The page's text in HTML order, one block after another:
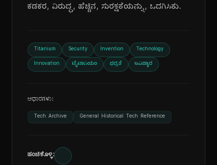
ಕಡಕರ, ವಿರುದ್ಧ, ಹೆಚ್ಚಿನ, ಸುರಕ್ಷತೆಯನ್ನು, ಒದಗಿಸಿತು.
Titanium Security Invention Technology
Innovation ಟೈಟಾನಿಯಂ ಭದ್ರತೆ ಆವಿಷ್ಕಾರ
ಆಧಾರಗಳು:
Tech Archive General Historical Tech Reference
ಹಂಚಿಕೊಳ್ಳಿ: